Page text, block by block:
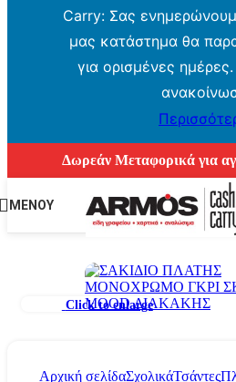
Carry: Σας
μας κατάστημα θα
για ορισμένες
Δωρεάν Μεταφορικά για
ΜΕΝΟΥ
Click to enlarge
Αρχική σελίδαΣχολικάΤσάντες